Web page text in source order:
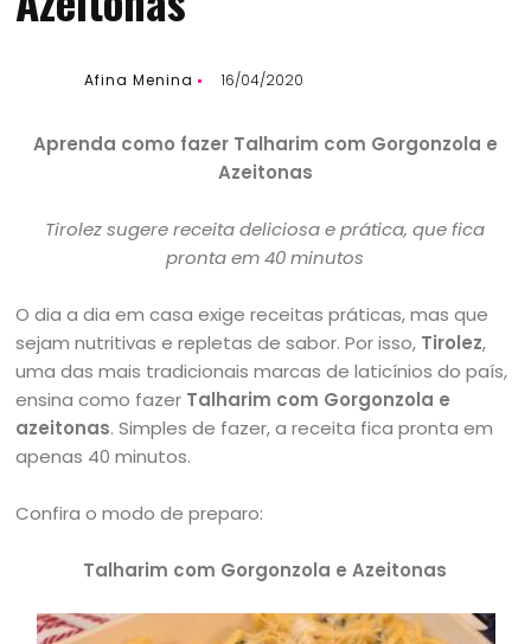
Afina Menina 16/04/2020
Aprenda como fazer Talharim com Gorgonzola e
Azeitonas
Tirolez sugere receita deliciosa e prática, que fica
pronta em 40 minutos
O dia a dia em casa exige receitas práticas, mas que
sejam nutritivas e repletas de sabor. Por isso, Tirolez,
uma das mais tradicionais marcas de laticínios do país,
ensina como fazer Talharim com Gorgonzola e
azeitonas. Simples de fazer, a receita fica pronta em
apenas 40 minutos.
Confira o modo de preparo:
Talharim com Gorgonzola e Azeitonas